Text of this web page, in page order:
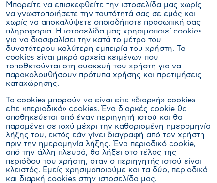
Μπορείτε να επισκεφθείτε την ιστοσελίδα μας χωρίς
να γνωστοποιήσετε την ταυτότητά σας σε εμάς και
χωρίς να αποκαλύψετε οποιαδήποτε προσωπική σας
πληροφορία. Η ιστοσελίδα μας χρησιμοποιεί cookies
για να διασφαλίσει την κατά το μέτρο του
δυνατότερου καλύτερη εμπειρία του χρήστη. Τα
cookies είναι μικρά αρχεία κειμένων που
τοποθετούνται στη συσκευή του χρήστη για να
παρακολουθήσουν πρότυπα χρήσης και προτιμήσεις
καταχώρησης.
Τα cookies μπορούν να είναι είτε «διαρκή» cookies
είτε «περιοδικά» cookies. Ένα διαρκές cookie θα
αποθηκεύεται από έναν περιηγητή ιστού και θα
παραμένει σε ισχύ μέχρι την καθορισμένη ημερομηνία
λήξης του, εκτός εάν γίνει διαγραφή από τον χρήστη
πριν την ημερομηνία λήξης. Ένα περιοδικό cookie,
από την άλλη πλευρά, θα λήξει στο τέλος της
περιόδου του χρήστη, όταν ο περιηγητής ιστού είναι
κλειστός. Εμείς χρησιμοποιούμε και τα δύο, περιοδικά
και διαρκή cookies στην ιστοσελίδα μας.